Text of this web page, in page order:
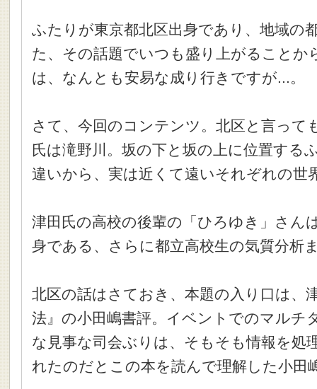
ふたりが東京都北区出身であり、地域の
た、その話題でいつも盛り上がることか
は、なんとも安易な成り行きですが...。
さて、今回のコンテンツ。北区と言って
氏は滝野川。坂の下と坂の上に位置する
違いから、実は近くて遠いそれぞれの世
津田氏の高校の後輩の「ひろゆき」さん
身である、さらに都立高校生の気質分析
北区の話はさておき、本題の入り口は、
法』の小田嶋書評。イベントでのマルチ
な見事な司会ぶりは、そもそも情報を処
れたのだとこの本を読んで理解した小田